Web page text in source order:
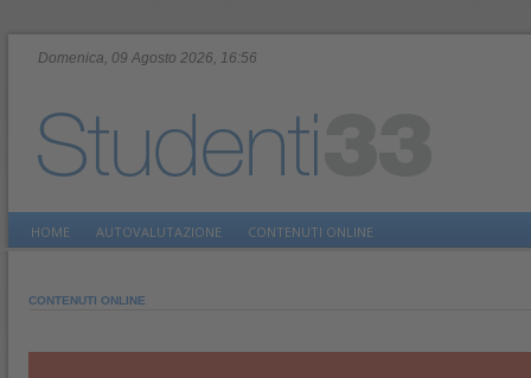
Domenica, 09 Agosto 2026, 16:56
HOME AUTOVALUTAZIONE CONTENUTI ONLINE
CONTENUTI ONLINE